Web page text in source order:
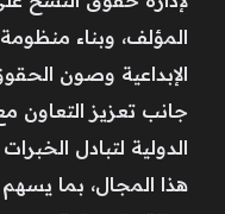
المؤلف، وبناء
الإبداعية وصون
جانب تعزيز
الدولية لتبادل
هذا المجال، بما